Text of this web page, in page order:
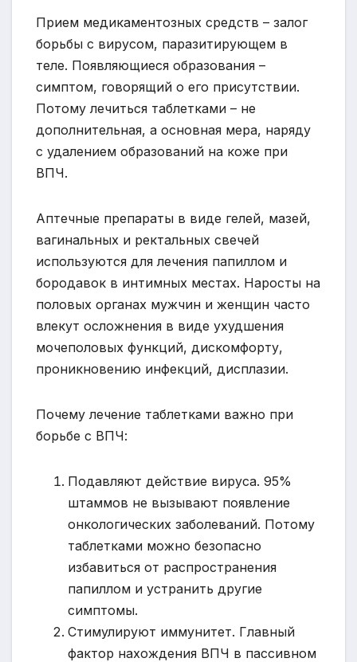
Прием медикаментозных средств – залог
борьбы с вирусом, паразитирующем в
теле. Появляющиеся образования –
симптом, говорящий о его присутствии.
Потому лечиться таблетками – не
дополнительная, а основная мера, наряду
с удалением образований на коже при
ВПЧ.
Аптечные препараты в виде гелей, мазей,
вагинальных и ректальных свечей
используются для лечения папиллом и
бородавок в интимных местах. Наросты на
половых органах мужчин и женщин часто
влекут осложнения в виде ухудшения
мочеполовых функций, дискомфорту,
проникновению инфекций, дисплазии.
Почему лечение таблетками важно при
борьбе с ВПЧ:
Подавляют действие вируса. 95%
штаммов не вызывают появление
онкологических заболеваний. Потому
таблетками можно безопасно
избавиться от распространения
папиллом и устранить другие
симптомы.
Стимулируют иммунитет. Главный
фактор нахождения ВПЧ в пассивном